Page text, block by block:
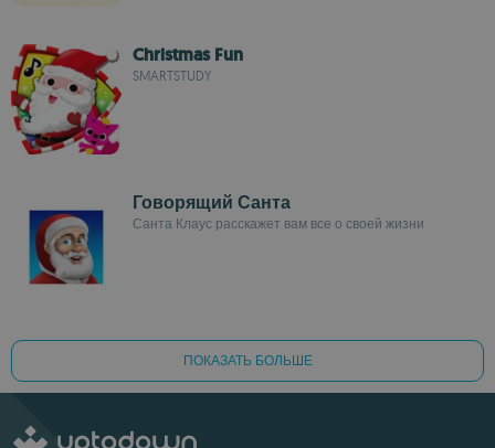
Christmas Fun
SMARTSTUDY
Говорящий Санта
Санта Клаус расскажет вам все о своей жизни
ПОКАЗАТЬ БОЛЬШЕ